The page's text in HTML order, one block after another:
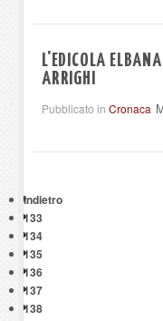
L'EDICOLA
ARRIGHI
Pubblicato in Cronaca
Indietro
133
134
135
136
137
138